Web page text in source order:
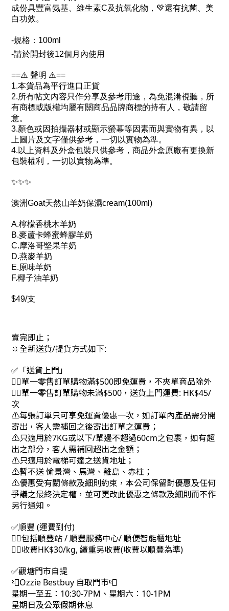
成份具豐富氨基、維生素C及抗氧化物，💚還有抗菌、美
白功效。
-規格：100ml
-請於開封後12個月內使用
==⚠️ 聲明 ⚠️==
1.本貨品為平行進口正貨
2.所有帖文內容只作分享及參考用途，為免混淆視聽，所
有商標或版權均屬有關商品品牌商標的持有人，敬請留
意。
3.顏色或因拍攝器材或顯示螢幕等因素而與實物有異，以
上圖片及文字僅供參考，一切以實物為準。
4.以上資料及外盒包裝只供參考，商品外盒原廠有更換新
包裝權利，一切以實物為準。
✨✨✨
澳洲Goat天然山羊奶保濕cream(100ml)
A.檸檬香桃木羊奶
B.麥蘆卡蜂蜜蜂膠羊奶
C.摩洛哥堅果羊奶
D.燕麥羊奶
E.原味羊奶
F.椰子油羊奶
$49/支
賣完即止；
🔆全新送貨/提貨方式如下:
✅「送貨上門」
👉🏻單一零售訂單購物滿$500即免運費，不夾單商品除外
👉🏻單一零售訂單購物未滿$500，送貨上門運費: HK$45/
次
⚠每張訂單只可享免運費優惠一次，如訂單內產品需分開
寄出，客人需補回之後寄出訂單之運費；
⚠只適用於7KG或以下/單邊不超過60cm之包裹，如有超
出之部分，客人需補回超出之金額；
⚠只適用於電梯可達之送貨地址；
⚠暫不送 愉景灣、馬灣、離島、赤柱；
⚠優惠受有關條款及細則約束，本公司保留對優惠及任何
爭議之最終決定權，並可更改此優惠之條款及細則而不作
另行通知。
✅順豐 (運費到付)
👉🏻包括順豐站 / 順豐服務中心/ 順便智能櫃地址
👉🏻收費HK$30/kg, 續重另收費(收費以順豐為準)
✅觀塘門市自提
📮Ozzie Bestbuy 自取門市📮
星期一至五：10:30-7PM、星期六：10-1PM
星期日及公眾假期休息